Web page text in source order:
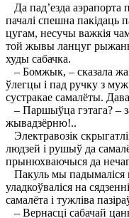
Да пад’езда аэрапорта
пачалі спешна пакідаць
цугам, несучы важкія
той жывы ланцуг
худы сабачка.
– Бомжык, – сказала
ўлегцы і пад ручку з
сустракае самалёты.
– Паршыўца гэтага? –
жывадзёрню!..
Электравозік
людзей і рушыў да
прынюхваючыся да
Пакуль мы падымаліся
уладкоўваліся на
самалёта і тужліва
– Вернасці сабачай